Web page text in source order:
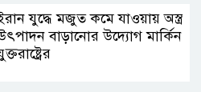
যুদ্ধে মজুত কমে যাওয়ায় অস্ত্র
বাড়ানোর উদ্যোগ মার্কিন